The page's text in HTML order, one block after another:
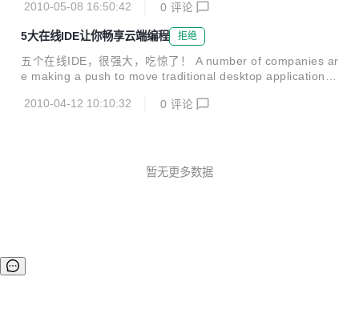
个操作，也许会让你发现新的东西： 1、Chrome会记住每个
网站的缩放设置 比如打开一个网页，使用Ctrl+ 或者Ctrl-对页
面进行缩放操作，关闭该标签然后再打开，你会发现Chrome
会自动记住你关闭前的缩放设置； 2、删除指定的历史记录 大
家知道历史记录会记录你浏览过的网站，不过很多时候可能我
们都需要删除曾经浏览过的不和谐网站，或者成人网站，而新
版的Chrome Beta就可以允许你删除指定的历史记录...
2010-05-08 16:50:42 0 评论
5大在线IDE让你畅享云端编程 拒绝
五个在线IDE，很强大，吃惊了！ A number of companies ar
e making a push to move traditional desktop applications i
s and presentations all from the web browser with ease. P
2010-04-12 10:10:32 0 评论
暂无更多数据